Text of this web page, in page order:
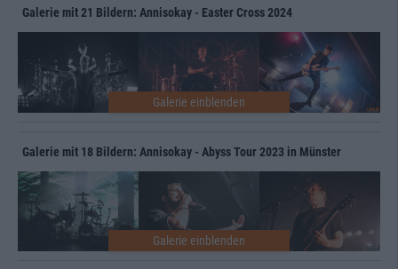
Galerie mit 21 Bildern: Annisokay - Easter Cross 2024
Galerie mit 18 Bildern: Annisokay - Abyss Tour 2023 in Münster